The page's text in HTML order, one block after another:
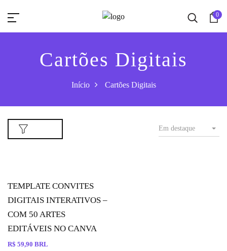
0
Cartões Digitais
Início Cartões Digitais
Em destaque
TEMPLATE CONVITES
DIGITAIS INTERATIVOS –
COM 50 ARTES
EDITÁVEIS NO CANVA
R$ 59,90 BRL